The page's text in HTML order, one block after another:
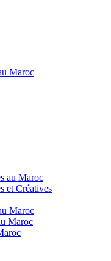
Maroc
au Maroc
et Créatives
Maroc
Maroc